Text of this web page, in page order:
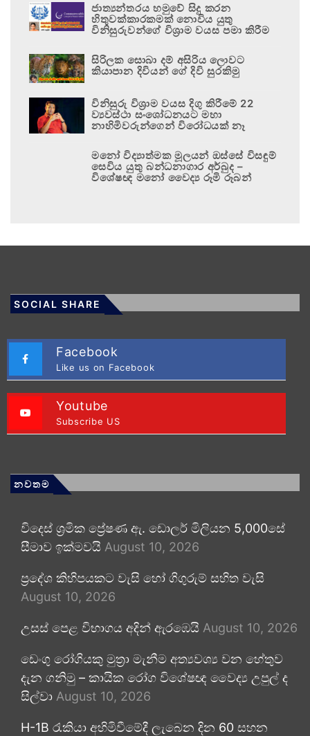
ජාත්‍යන්තරය හමුවේ සිදු කරන
හිතුවක්කාරකමක් නොවිය යුතු
විනිසුරුවන්ගේ විශ්‍රාම වයස පමා කිරීම
සිරිලක සොබා දම් අසිරිය ලොවට
කියාපාන දිවියන් ගේ දිවි සුරකිමු
විනිසුරු විශ්‍රාම වයස දිගු කිරීමේ 22
ව්‍යවස්ථා සංශෝධනයට මහා
නාහිමිවරුන්ගෙන් විරෝධයක් නෑ
මනෝ විද්‍යාත්මක මූලයන් ඔස්සේ විසඳුම්
සෙවිය යුතු බන්ධනාගාර අර්බුද –
විශේෂඥ මනෝ වෛද්‍ය රූමි රූබන්
SOCIAL SHARE
Facebook
Like us on Facebook
Youtube
Subscribe US
නවතම
විදෙස් ශ්‍රමික ප්‍රේෂණ ඇ. ඩොලර් මිලියන 5,000සේ
සීමාව ඉක්මවයි August 10, 2026
ප්‍රදේශ කිහිපයකට වැසි හෝ ගිගුරුම් සහිත වැසි
August 10, 2026
උසස් පෙළ විභාගය අදින් ඇරඹෙයි August 10, 2026
ඩෙංගු රෝගියකු ⁣මුත්‍රා මැනීම අත්‍යවශ්‍ය වන හේතුව
දැන ගනිමු – කායික රෝග විශේෂඥ වෛද්‍ය උපුල් ද
සිල්වා August 10, 2026
H-1B රැකියා අහිමිවීමේදී ලැබෙන දින 60 සහන